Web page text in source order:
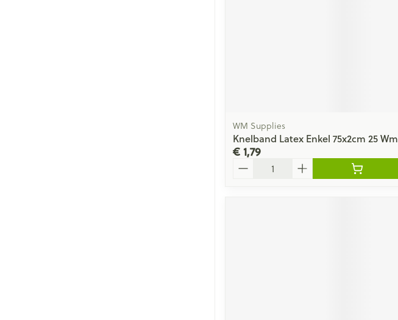
WM Supplies
Knelband Latex Enkel 75x2cm 25 Wm
€ 1,79